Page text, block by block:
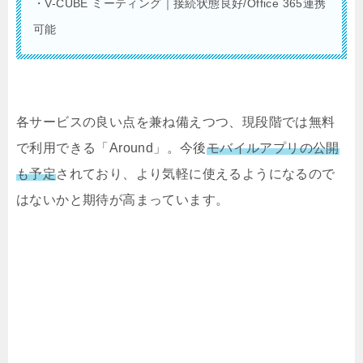
・V-CUBE ミーティング｜接続状態良好/Office 365連携
可能
各サービスの良い点を兼ね備えつつ、現段階では無料
で利用できる「Around」。今後モバイルアプリの公開
も予定されており、より気軽に使えるようになるので
はないかと期待が高まっています。